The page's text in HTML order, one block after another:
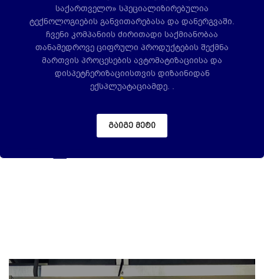
საქართველო» სპეციალიზირებულია
ტექნოლოგიების განვითარებასა და დანერგვაში.
ჩვენი კომპანიის ძირითადი საქმიანობაა
თანამედროვე ციფრული პროდუქტების შექმნა
მართვის პროცესების ავტომატიზაციისა და
დისპეტჩერიზაციისთვის დიზაინიდან
ექსპლუატაციამდე. .
გაიგე მეტი